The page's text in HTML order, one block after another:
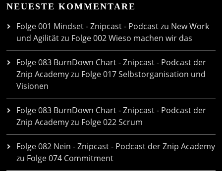
NEUESTE KOMMENTARE
Folge 001 Mindset - Znipcast - Podcast zu New Work
und Agilitätzu Folge 002 Wieso machen wir das
Folge 083 BurnDown Chart - Znipcast - Podcast der
Znip Academyzu Folge 017 Selbstorganisation und
Visionen
Folge 083 BurnDown Chart - Znipcast - Podcast der
Znip Academyzu Folge 022 Scrum
Folge 082 Nein - Znipcast - Podcast der Znip Academy
zu Folge 074 Commitment